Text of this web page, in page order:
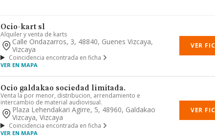
Ocio-kart sl
Alquiler y venta de karts
Calle Ondazarros, 3, 48840, Guenes Vizcaya,
Vizcaya
Coincidencia encontrada en ficha
VER EN MAPA
VER
Ocio galdakao sociedad limitada.
Venta la por menor, distribucion, arrendamiento e
intercambio de material audiovisual.
Plaza Lehendakari Agirre, 5, 48960, Galdakao
Vizcaya, Vizcaya
Coincidencia encontrada en ficha
VER EN MAPA
VER